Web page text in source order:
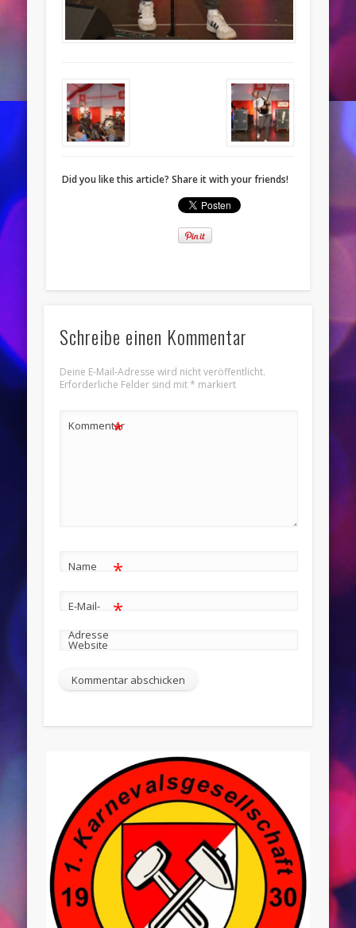
Did you like this article? Share it with your friends!
Schreibe einen Kommentar
Deine E-Mail-Adresse wird nicht veröffentlicht.
Erforderliche Felder sind mit* markiert
Kommentar
*
Name *
E-Mail-
Adresse
*
Website